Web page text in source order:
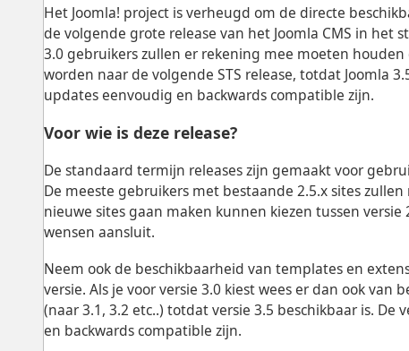
Het Joomla! project is verheugd om de directe
de volgende grote release van het Joomla CMS in het
3.0 gebruikers zullen er rekening mee moeten
worden naar de volgende STS release, totdat Joomla
updates eenvoudig en backwards compatible zijn.
Voor wie is deze release?
De standaard termijn releases zijn gemaakt voor
De meeste gebruikers met bestaande 2.5.x sites
nieuwe sites gaan maken kunnen kiezen tussen
wensen aansluit.
Neem ook de beschikbaarheid van templates en
versie. Als je voor versie 3.0 kiest wees er dan ook
(naar 3.1, 3.2 etc..) totdat versie 3.5 beschikbaar is.
en backwards compatible zijn.